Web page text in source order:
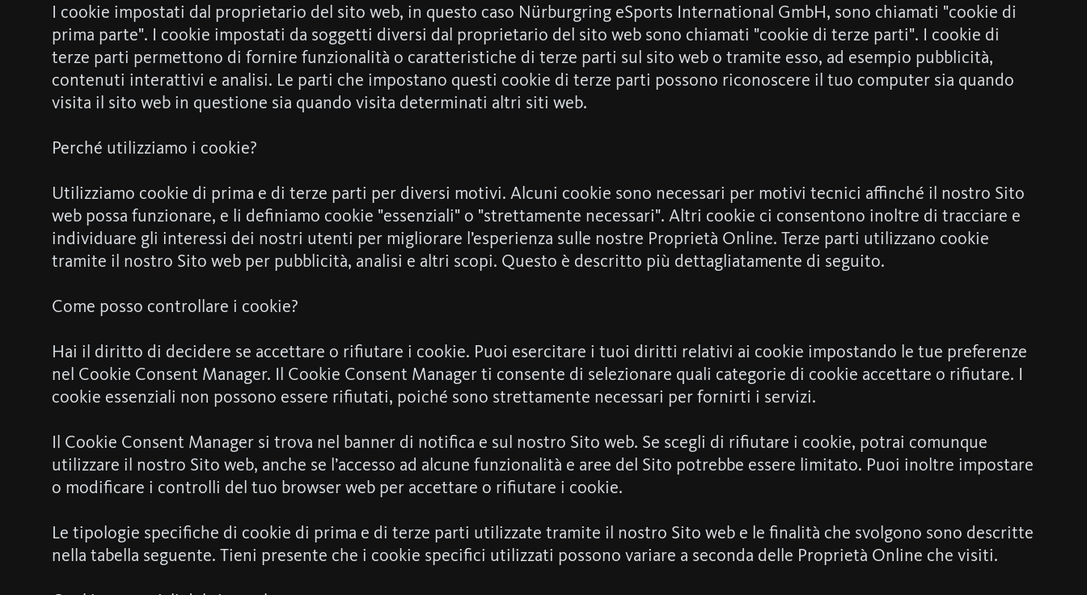
I cookie impostati dal proprietario del sito web, in questo caso Nürburgring eSports International GmbH, sono chiamati "cookie di
prima parte". I cookie impostati da soggetti diversi dal proprietario del sito web sono chiamati "cookie di terze parti". I cookie di
terze parti permettono di fornire funzionalità o caratteristiche di terze parti sul sito web o tramite esso, ad esempio pubblicità,
contenuti interattivi e analisi. Le parti che impostano questi cookie di terze parti possono riconoscere il tuo computer sia quando
visita il sito web in questione sia quando visita determinati altri siti web.
Perché utilizziamo i cookie?
Utilizziamo cookie di prima e di terze parti per diversi motivi. Alcuni cookie sono necessari per motivi tecnici affinché il nostro Sito
web possa funzionare, e li definiamo cookie "essenziali" o "strettamente necessari". Altri cookie ci consentono inoltre di tracciare e
individuare gli interessi dei nostri utenti per migliorare l’esperienza sulle nostre Proprietà Online. Terze parti utilizzano cookie
tramite il nostro Sito web per pubblicità, analisi e altri scopi. Questo è descritto più dettagliatamente di seguito.
Come posso controllare i cookie?
Hai il diritto di decidere se accettare o rifiutare i cookie. Puoi esercitare i tuoi diritti relativi ai cookie impostando le tue preferenze
nel Cookie Consent Manager. Il Cookie Consent Manager ti consente di selezionare quali categorie di cookie accettare o rifiutare. I
cookie essenziali non possono essere rifiutati, poiché sono strettamente necessari per fornirti i servizi.
Il Cookie Consent Manager si trova nel banner di notifica e sul nostro Sito web. Se scegli di rifiutare i cookie, potrai comunque
utilizzare il nostro Sito web, anche se l’accesso ad alcune funzionalità e aree del Sito potrebbe essere limitato. Puoi inoltre impostare
o modificare i controlli del tuo browser web per accettare o rifiutare i cookie.
Le tipologie specifiche di cookie di prima e di terze parti utilizzate tramite il nostro Sito web e le finalità che svolgono sono descritte
nella tabella seguente. Tieni presente che i cookie specifici utilizzati possono variare a seconda delle Proprietà Online che visiti.